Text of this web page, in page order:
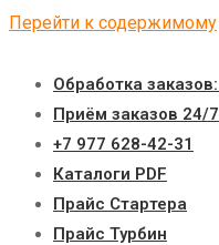
Перейти к содержимому
Обработка
Приём заказов 24/7
+7 977 628-42-31
Каталоги PDF
Прайс Стартера
Прайс Турбин